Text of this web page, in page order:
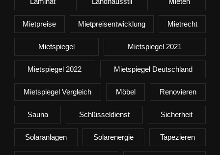
Mietpreise Mietpreisentwicklung Mietrecht
Mietspiegel Mietspiegel 2021
Mietspiegel 2022 Mietspiegel Deutschland
Mietspiegel Vergleich Möbel Renovieren
Sauna Schlüsseldienst Sicherheit
Solaranlagen Solarenergie Tapezieren